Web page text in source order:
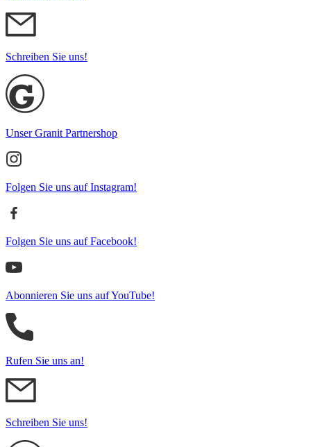
Schreiben Sie uns!
Unser Granit Partnershop
Folgen Sie uns auf Instagram!
Folgen Sie uns auf Facebook!
Abonnieren Sie uns auf YouTube!
Rufen Sie uns an!
Schreiben Sie uns!